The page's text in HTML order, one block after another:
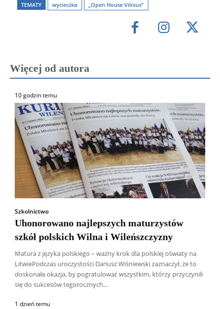
TEMATY wycieczka „Open House Vilnius”
Więcej od autora
10 godzin temu
Szkolnictwo
Uhonorowano najlepszych maturzystów
szkół polskich Wilna i Wileńszczyzny
Matura z języka polskiego – ważny krok dla polskiej oświaty na
LitwiePodczas uroczystości Dariusz Wiśniewski zaznaczył, że to
doskonała okazja, by pogratulować wszystkim, którzy przyczynili
się do sukcesów tegorocznych...
1 dzień temu